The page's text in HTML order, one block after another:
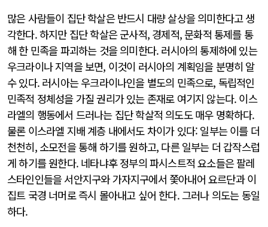
많은 사람들이 집단 학살은 반드시 대량 살상을 의미한다고 생
각한다. 하지만 집단 학살은 군사적, 경제적, 문화적 통제를 통
해 한 민족을 파괴하는 것을 의미한다. 러시아의 통제하에 있는
우크라이나 지역을 보면, 이것이 러시아의 계획임을 분명히 알
수 있다. 러시아는 우크라이나인을 별도의 민족으로, 독립적인
민족적 정체성을 가질 권리가 있는 존재로 여기지 않는다. 이스
라엘의 행동에서 드러나는 집단 학살적 의도도 매우 명확하다.
물론 이스라엘 지배 계층 내에서도 차이가 있다: 일부는 이를 더
천천히, 소모전을 통해 하기를 원하고, 다른 일부는 더 갑작스럽
게 하기를 원한다. 네타냐후 정부의 파시스트적 요소들은 팔레
스타인인들을 서안지구와 가자지구에서 쫓아내어 요르단과 이
집트 국경 너머로 즉시 몰아내고 싶어 한다. 그러나 의도는 동일
하다.